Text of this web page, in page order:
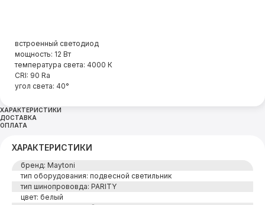
встроенный светодиод
мощность: 12 Вт
температура света: 4000 К
CRI: 90 Ra
угол света: 40°
ХАРАКТЕРИСТИКИ
ДОСТАВКА
ОПЛАТА
ХАРАКТЕРИСТИКИ
бренд: Maytoni
тип оборудования: подвесной светильник
тип шинопрововда: PARITY
цвет: белый